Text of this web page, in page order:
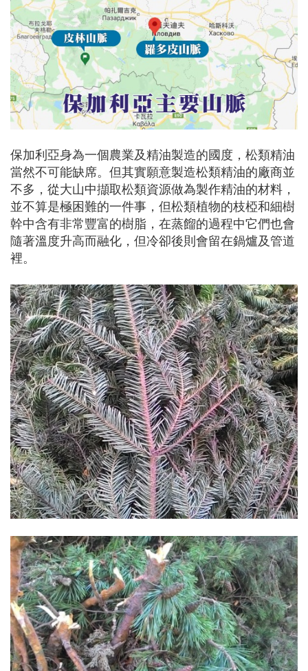
保加利亞身為一個農業及精油製造的國度，松類精油
當然不可能缺席。但其實願意製造松類精油的廠商並
不多，從大山中擷取松類資源做為製作精油的材料，
並不算是極困難的一件事，但松類植物的枝椏和細樹
幹中含有非常豐富的樹脂，在蒸餾的過程中它們也會
隨著溫度升高而融化，但冷卻後則會留在鍋爐及管道
裡。